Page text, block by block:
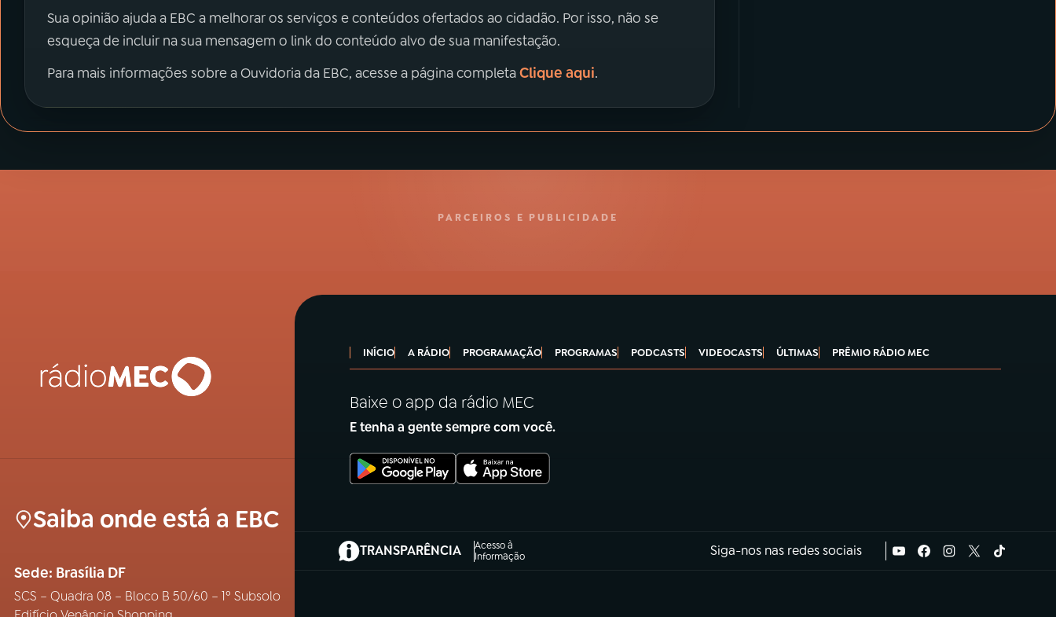
Sua opinião ajuda a EBC a melhorar os serviços e conteúdos ofertados ao cidadão. Por isso, não se
esqueça de incluir na sua mensagem o link do conteúdo alvo de sua manifestação.
Para mais informações sobre a Ouvidoria da EBC, acesse a página completaClique aqui.
PARCEIROS E PUBLICIDADE
Saiba onde está a EBC
Sede: Brasília DF
SCS – Quadra 08 – Bloco B 50/60 – 1º Subsolo
INÍCIO A RÁDIO PROGRAMAÇÃO PROGRAMAS PODCASTS VIDEOCASTS ÚLTIMAS PRÊMIO RÁDIO MEC
Baixe o app da rádio MEC
E tenha a gente sempre com você.
TRANSPARÊNCIA
Acesso à
Informação
(abre em nova aba) Siga-nos nas redes sociais